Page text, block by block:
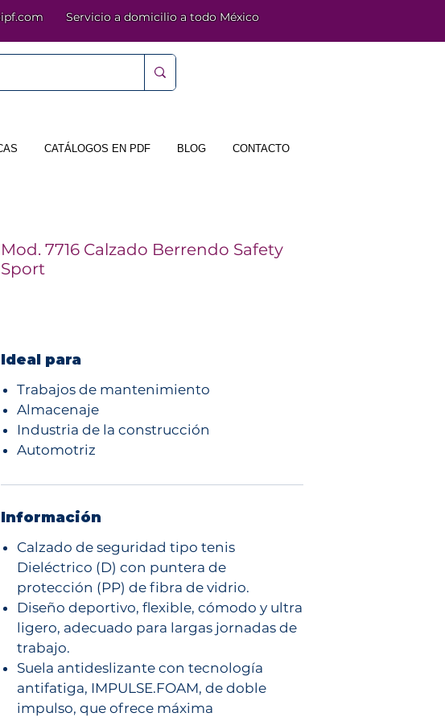
Servicio a domicilio a todo México
CATÁLOGOS EN PDF BLOG CONTACTO
Mod. 7716 Calzado Berrendo Safety
Sport
Ideal para
Trabajos de mantenimiento
Almacenaje
Industria de la construcción
Automotriz
Información
Calzado de seguridad tipo tenis
Dieléctrico (D) con puntera de
protección (PP) de fibra de vidrio.
Diseño deportivo, flexible, cómodo y ultra
ligero, adecuado para largas jornadas de
trabajo.
Suela antideslizante con tecnología
antifatiga, IMPULSE.FOAM, de doble
impulso, que ofrece máxima